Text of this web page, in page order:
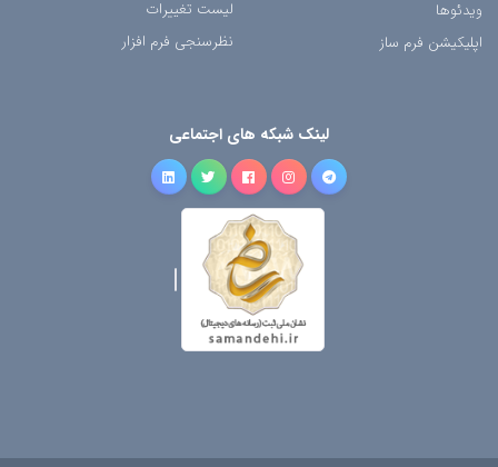
ویدئوها
اپلیکیشن فرم ساز
لیست تغییرات
نظرسنجی فرم افزار
لینک شبکه های اجتماعی